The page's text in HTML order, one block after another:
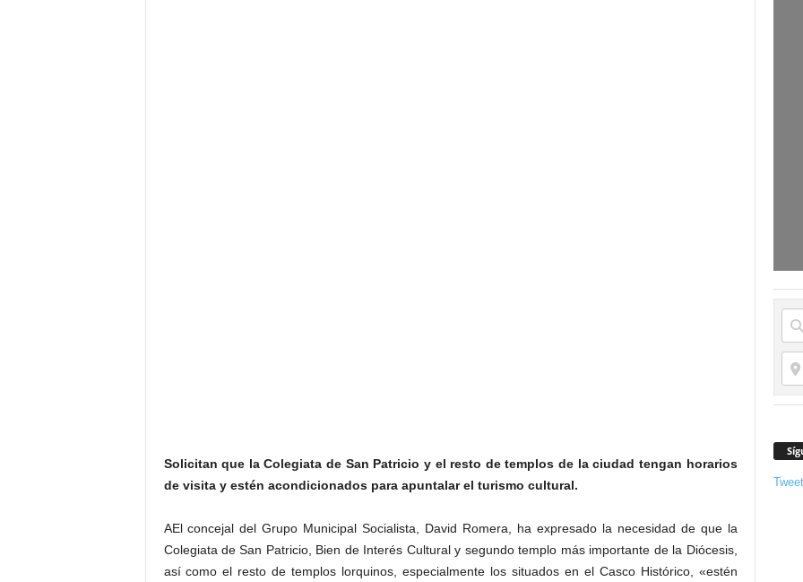
Solicitan que la Colegiata de San Patricio y el resto de templos de la ciudad tengan horarios
de visita y estén acondicionados para apuntalar el turismo cultural.
AEl concejal del Grupo Municipal Socialista, David Romera, ha expresado la necesidad de que la
Colegiata de San Patricio, Bien de Interés Cultural y segundo templo más importante de la Diócesis,
así como el resto de templos lorquinos, especialmente los situados en el Casco Histórico, «estén